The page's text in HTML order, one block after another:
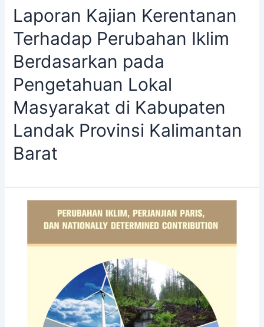
Laporan Kajian Kerentanan
Terhadap Perubahan Iklim
Berdasarkan pada
Pengetahuan Lokal
Masyarakat di Kabupaten
Landak Provinsi Kalimantan
Barat